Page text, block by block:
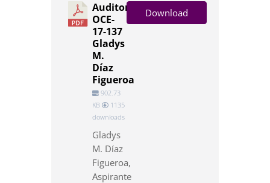
Auditoría
OCE-
17-137
Gladys
M.
Díaz
Figueroa
902.73
KB
1135
downloads
Gladys
M. Díaz
Figueroa,
Aspirante
Download